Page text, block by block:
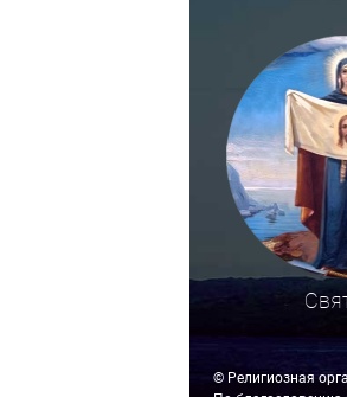
© Религиозная